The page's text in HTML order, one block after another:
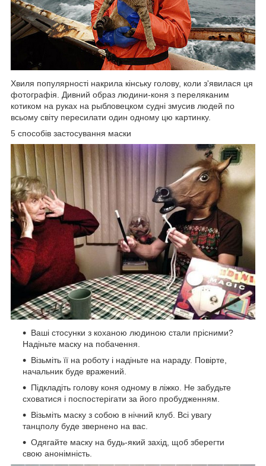
Хвиля популярності накрила кінську голову, коли з'явилася ця
фотографія. Дивний образ людини-коня з переляканим
котиком на руках на рыбловецком судні змусив людей по
всьому світу пересилати один одному цю картинку.
5 способів застосування маски
Ваші стосунки з коханою людиною стали прісними?
Надіньте маску на побачення.
Візьміть її на роботу і надіньте на нараду. Повірте,
начальник буде вражений.
Підкладіть голову коня одному в ліжко. Не забудьте
сховатися і поспостерігати за його пробудженням.
Візьміть маску з собою в нічний клуб. Всі увагу
танцполу буде звернено на вас.
Одягайте маску на будь-який захід, щоб зберегти
свою анонімність.